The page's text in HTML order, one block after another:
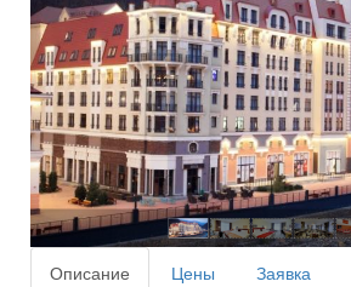
Описание Цены Заявка